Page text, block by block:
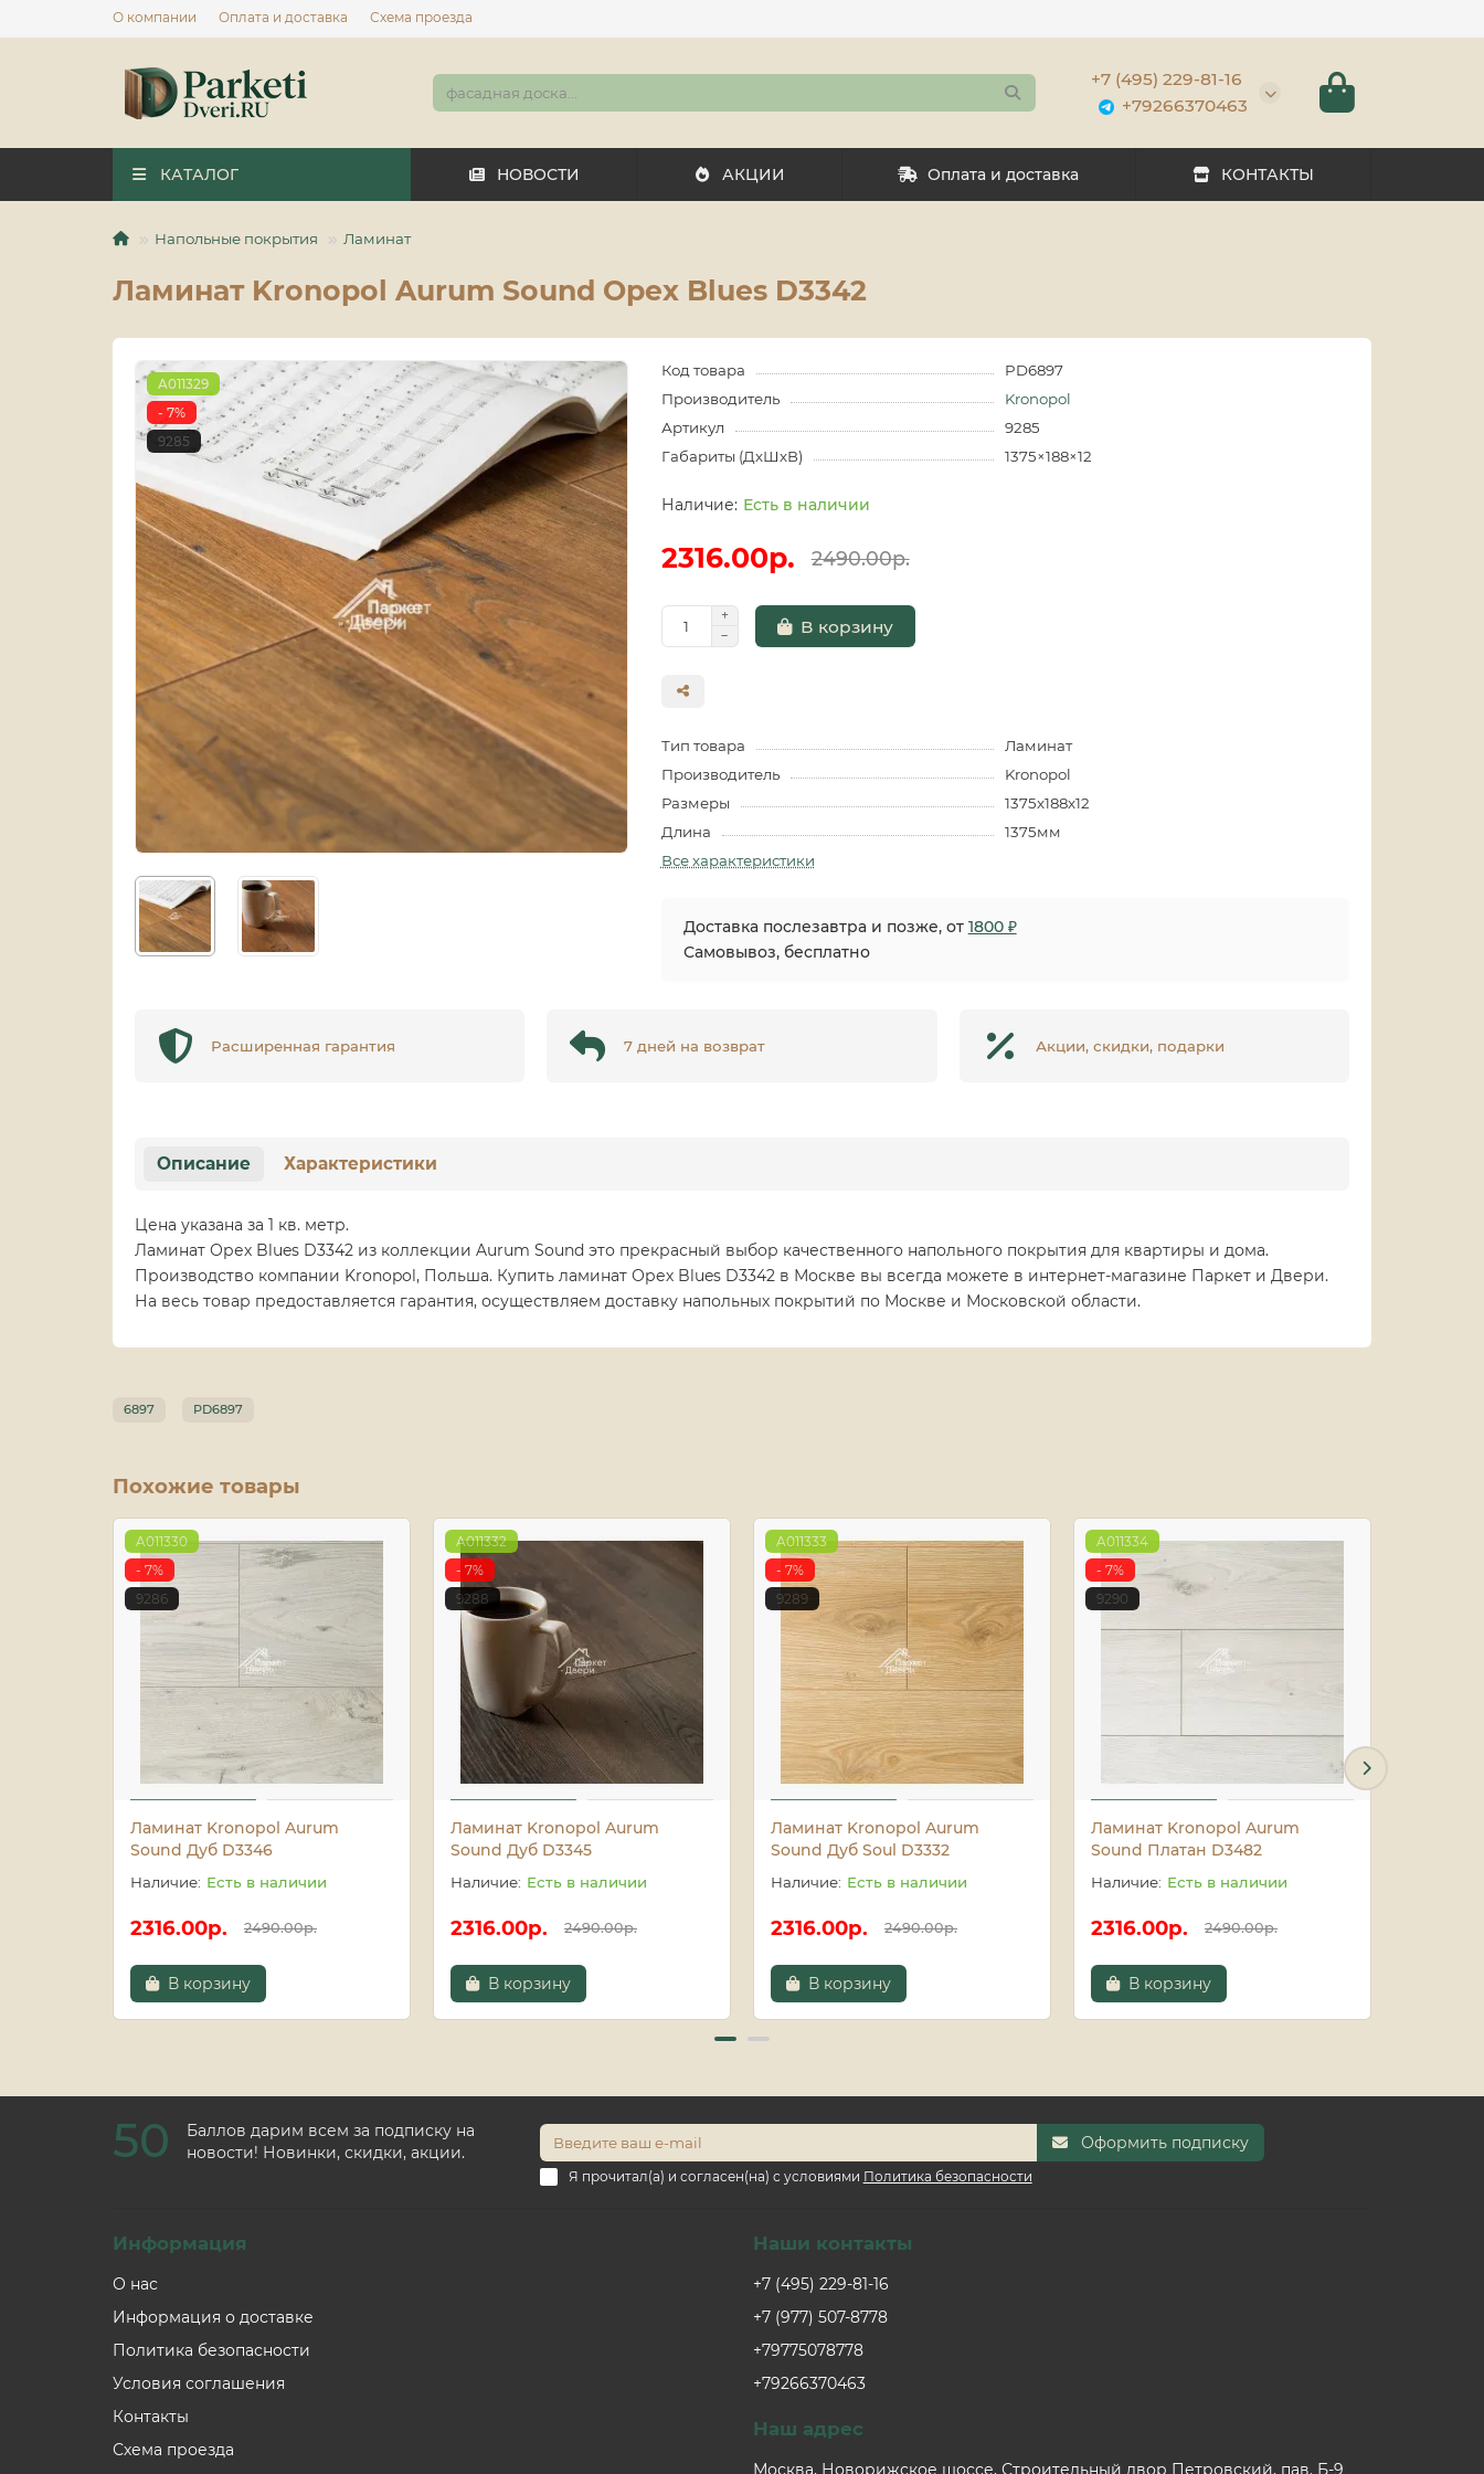
О компании Оплата и доставка Схема проезда
+7 (495) 229-81-16
+79266370463
КАТАЛОГ НОВОСТИ АКЦИИ Оплата и доставка КОНТАКТЫ
Напольные покрытия Ламинат
Ламинат Kronopol Aurum Sound Орех Blues D3342
A011329
- 7%
9285
Код товара
PD6897
Производитель
Kronopol
Артикул
9285
Габариты (ДхШхВ)
1375×188×12
Есть в наличии
2316.00р. 2490.00р.
В корзину
Тип товара
Ламинат
Производитель
Kronopol
Размеры
1375x188x12
Длина
1375мм
Все характеристики
Доставка послезавтра и позже, от 1800 ₽
Самовывоз, бесплатно
Расширенная гарантия 7 дней на возврат Акции, скидки, подарки
Описание Характеристики
Цена указана за 1 кв. метр.
Ламинат Орех Blues D3342 из коллекции Aurum Sound это прекрасный выбор качественного напольного покрытия для квартиры и дома.
Производство компании Kronopol, Польша. Купить ламинат Орех Blues D3342 в Москве вы всегда можете в интернет-магазине Паркет и Двери.
На весь товар предоставляется гарантия, осуществляем доставку напольных покрытий по Москве и Московской области.
6897 PD6897
Похожие товары
A011330
- 7%
9286
Ламинат Kronopol Aurum
Sound Дуб D3346
Есть в наличии
2316.00р. 2490.00р.
В корзину
A011332
- 7%
9288
Ламинат Kronopol Aurum
Sound Дуб D3345
Есть в наличии
2316.00р. 2490.00р.
В корзину
A011333
- 7%
9289
Ламинат Kronopol Aurum
Sound Дуб Soul D3332
Есть в наличии
2316.00р. 2490.00р.
В корзину
A011334
- 7%
9290
Ламинат Kronopol Aurum
Sound Платан D3482
Есть в наличии
2316.00р. 2490.00р.
В корзину
50
Баллов дарим всем за подписку на
новости! Новинки, скидки, акции.
Оформить подписку
Я прочитал(а) и согласен(на) с условиями Политика безопасности
Информация
О нас
Информация о доставке
Политика безопасности
Условия соглашения
Контакты
Схема проезда
Наши контакты
+7 (495) 229-81-16
+7 (977) 507-8778
+79775078778
+79266370463
Наш адрес
Москва, Новорижское шоссе, Строительный двор Петровский, пав. Б-9